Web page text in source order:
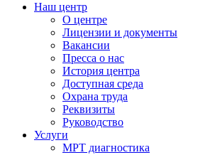
Наш центр
О центре
Лицензии и документы
Вакансии
Пресса о нас
История центра
Доступная среда
Охрана труда
Реквизиты
Руководство
Услуги
МРТ диагностика